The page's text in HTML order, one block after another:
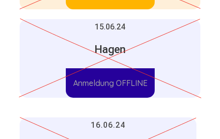
15.06.24
Hagen
Anmeldung OFFLINE
16.06.24